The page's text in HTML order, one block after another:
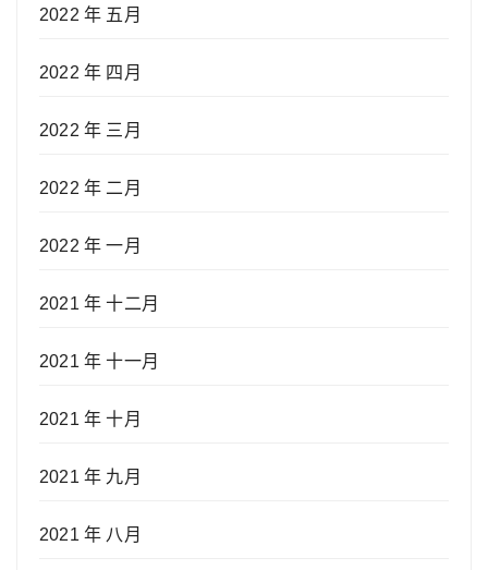
2022 年 五月
2022 年 四月
2022 年 三月
2022 年 二月
2022 年 一月
2021 年 十二月
2021 年 十一月
2021 年 十月
2021 年 九月
2021 年 八月